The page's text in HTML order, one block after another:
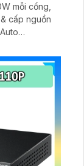
mỗi cổng,